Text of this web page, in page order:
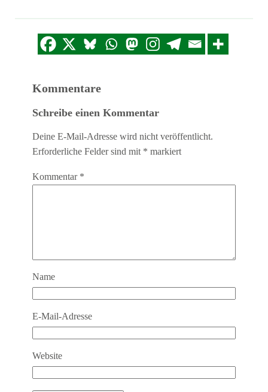
Kommentare
Schreibe einen Kommentar
Deine E-Mail-Adresse wird nicht veröffentlicht.
Erforderliche Felder sind mit * markiert
Kommentar *
Name
E-Mail-Adresse
Website